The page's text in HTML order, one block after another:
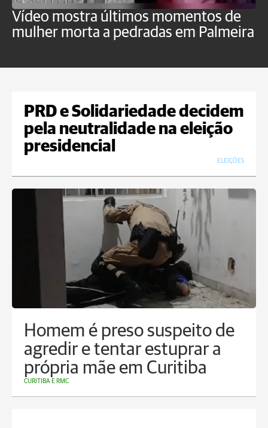
Vídeo mostra últimos momentos de
mulher morta a pedradas em Palmeira
PRD e Solidariedade decidem
pela neutralidade na eleição
presidencial
ELEIÇÕES
Homem é preso suspeito de
agredir e tentar estuprar a
própria mãe em Curitiba
CURITIBA E RMC